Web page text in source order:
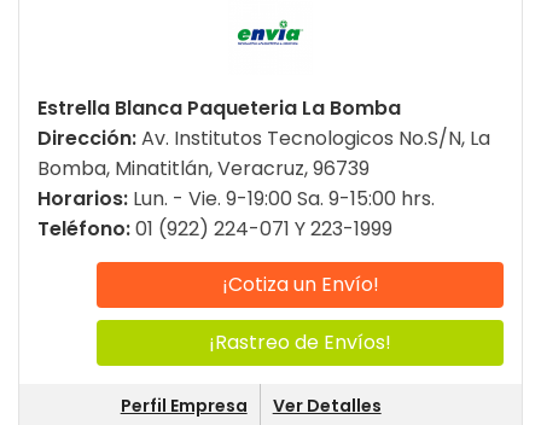
Estrella Blanca Paqueteria La Bomba
Dirección:Av. Institutos Tecnologicos No.S/N, La
Bomba, Minatitlán, Veracruz, 96739
Horarios: Lun. - Vie. 9-19:00 Sa. 9-15:00 hrs.
Teléfono:01 (922) 224-071 Y 223-1999
¡Cotiza un Envío!
¡Rastreo de Envíos!
Perfil Empresa Ver Detalles